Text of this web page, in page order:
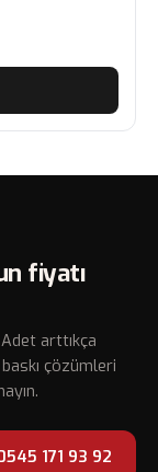
fiyatı
arttıkça
çözümleri
171 93 92